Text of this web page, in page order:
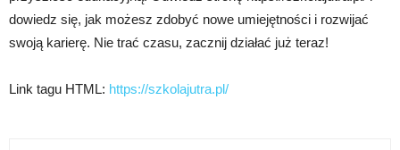
dowiedz się, jak możesz zdobyć nowe umiejętności i rozwijać
swoją karierę. Nie trać czasu, zacznij działać już teraz!
Link tagu HTML: https://szkolajutra.pl/